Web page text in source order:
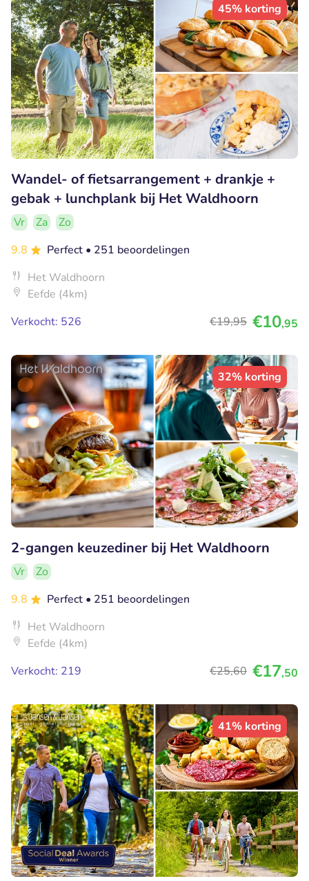
45% korting
Wandel- of fietsarrangement + drankje +
gebak + lunchplank bij Het Waldhoorn
Vr Za
Zo
9.8
Perfect • 251 beoordelingen
Het Waldhoorn
Eefde (4km)
Verkocht: 526
€19,95 €10,95
32% korting
2-gangen keuzediner bij Het Waldhoorn
Vr
Zo
9.8
Perfect • 251 beoordelingen
Het Waldhoorn
Eefde (4km)
Verkocht: 219
€25,60 €17,50
41% korting